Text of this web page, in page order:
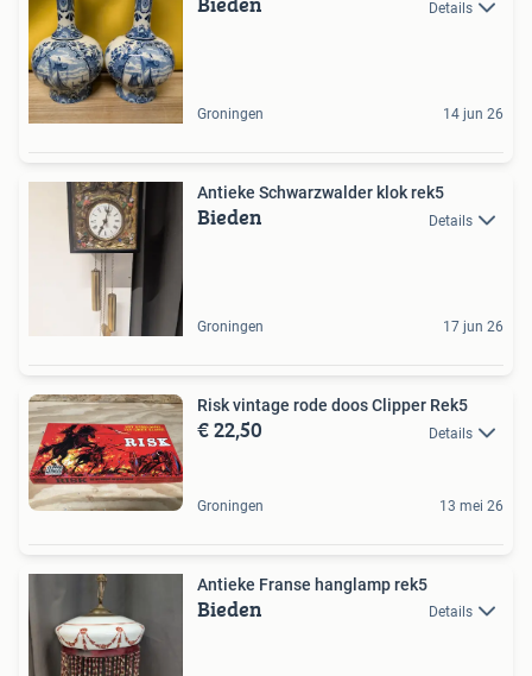
Details
Groningen 14 jun 26
Antieke Schwarzwalder klok rek5
Bieden Details
Groningen 17 jun 26
Risk vintage rode doos Clipper Rek5
€ 22,50 Details
Groningen 13 mei 26
Antieke Franse hanglamp rek5
Bieden Details